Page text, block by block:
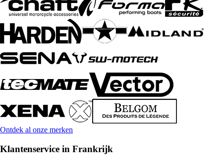
Ontdek al onze merken
Klantenservice in Frankrijk